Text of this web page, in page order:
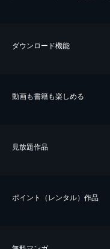
ダウンロード機能
動画も書籍も楽しめる
⾒放題作品
ポイント（レンタル）作品